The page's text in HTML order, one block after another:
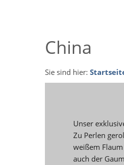
China
Sie sind hier:
Unser
Zu Perlen
weißem
auch der